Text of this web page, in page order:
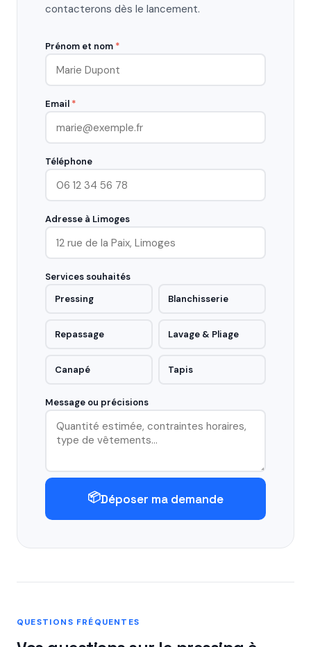
contacterons dès le lancement.
Prénom et nom *
Email *
Téléphone
Adresse à Limoges
Services souhaités
Pressing
Blanchisserie
Repassage Lavage & Pliage
Canapé Tapis
Message ou précisions
📦Déposer ma demande
QUESTIONS FRÉQUENTES